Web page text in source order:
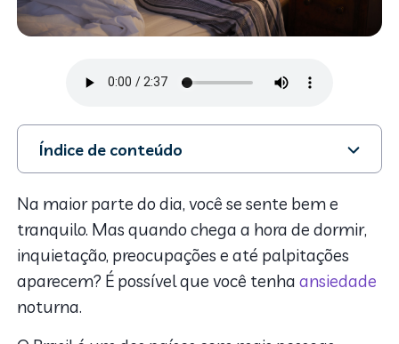
Índice de conteúdo
1. Afinal, o que é a ansiedade noturna?
2. Principais sinais
3. Quais as principais causas do problema?
4. Tratamentos para a ansiedade noturna
Na maior parte do dia, você se sente bem e
tranquilo. Mas quando chega a hora de dormir,
inquietação, preocupações e até palpitações
aparecem? É possível que você tenhaansiedade
noturna.